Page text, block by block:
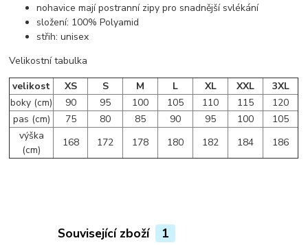
nohavice mají postranní zipy pro snadnější svlékání
složení: 100% Polyamid
střih: unisex
Velikostní tabulka
velikost
XS S M L XL XXL
3XL
boky (cm)
90 95 100 105 110 115
120
pas (cm)
75 80 85 90 95 100
105
výška
(cm)
168 172 178 180 182 184 186
Související zboží 1